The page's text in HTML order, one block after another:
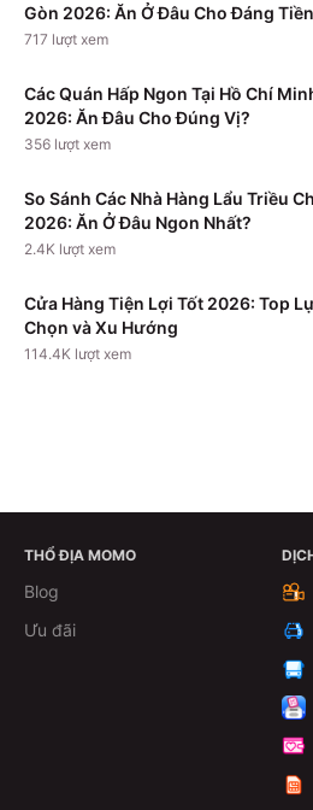
Gòn 2026: Ăn Ở Đâu Cho Đáng
717 lượt xem
Các Quán Hấp Ngon Tại Hồ Chí
2026: Ăn Đâu Cho Đúng Vị?
356 lượt xem
So Sánh Các Nhà Hàng Lẩu Triều
2026: Ăn Ở Đâu Ngon Nhất?
2.4K lượt xem
Cửa Hàng Tiện Lợi Tốt 2026: Top
Chọn và Xu Hướng
114.4K lượt xem
Theo dõi
THỔ ĐỊA MOMO
Blog
Ưu đãi